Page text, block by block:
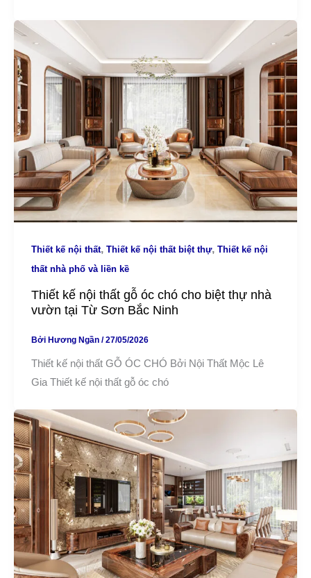
Thiết kế nội thất, Thiết kế nội thất biệt thự, Thiết kế nội
thất nhà phố và liền kề
Thiết kế nội thất gỗ óc chó cho biệt thự nhà
vườn tại Từ Sơn Bắc Ninh
Bởi Hương Ngần /27/05/2026
Thiết kế nội thất GỖ ÓC CHÓ Bởi Nội Thất Mộc Lê
Gia Thiết kế nội thất gỗ óc chó